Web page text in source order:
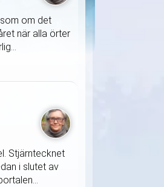
om det
när alla örter
Stjärntecknet
i slutet av